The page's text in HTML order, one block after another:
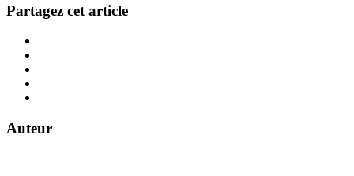
Partagez cet article
Auteur